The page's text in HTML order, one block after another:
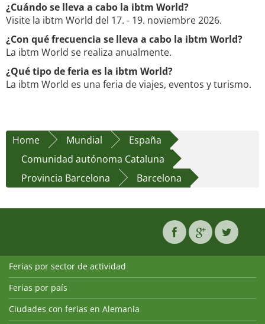
¿Cuándo se lleva a cabo la ibtm World?
Visite la ibtm World del 17. - 19. noviembre 2026.
¿Con qué frecuencia se lleva a cabo la ibtm World?
La ibtm World se realiza anualmente.
¿Qué tipo de feria es la ibtm World?
La ibtm World es una feria de viajes, eventos y turismo.
Home Mundial
España
Comunidad autónoma Cataluna
Provincia Barcelona
Barcelona
Ferias por sector de actividad
Ferias por país
Ciudades con ferias en Alemania